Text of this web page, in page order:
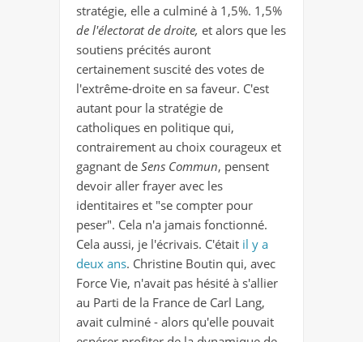
stratégie, elle a culminé à 1,5%. 1,5%
de l'électorat de droite, et alors que les
soutiens précités auront
certainement suscité des votes de
l'extrême-droite en sa faveur. C'est
autant pour la stratégie de
catholiques en politique qui,
contrairement au choix courageux et
gagnant de Sens Commun, pensent
devoir aller frayer avec les
identitaires et "se compter pour
peser". Cela n'a jamais fonctionné.
Cela aussi, je l'écrivais. C'était il y a
deux ans. Christine Boutin qui, avec
Force Vie, n'avait pas hésité à s'allier
au Parti de la France de Carl Lang,
avait culminé - alors qu'elle pouvait